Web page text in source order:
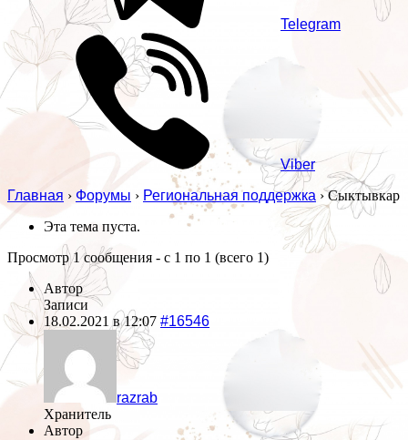
Telegram
Viber
Главная › Форумы › Региональная поддержка › Сыктывкар
Эта тема пуста.
Просмотр 1 сообщения - с 1 по 1 (всего 1)
Автор
Записи
18.02.2021 в 12:07 #16546
razrab
Хранитель
Автор